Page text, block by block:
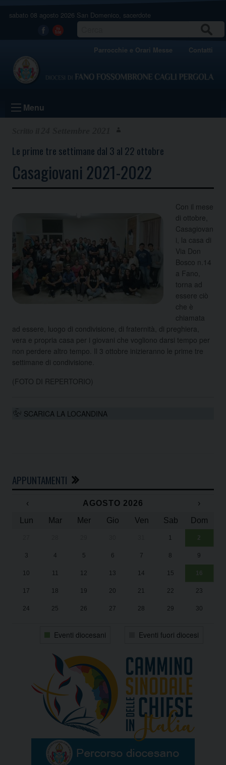
sabato 08 agosto 2026 San Domenico, sacerdote
Facebook
Youtube
Parrocchie e Orari Messe Contatti
Menu
Le prime tre settimane dal 3 al 22 ottobre
Casagiovani 2021-2022
Con il mese
di ottobre,
Casagiovan
i, la casa di
Via Don
Bosco n.14
a Fano,
torna ad
essere ciò
che è
chiamata
ad essere, luogo di condivisione, di fraternità, di preghiera,
vera e propria casa per i giovani che vogliono darsi tempo per
non perdere altro tempo. Il 3 ottobre inizieranno le prime tre
settimane di condivisione.
(FOTO DI REPERTORIO)
SCARICA LA LOCANDINA
APPUNTAMENTI
‹ AGOSTO 2026
›
Lun
Mar Mer Gio Ven Sab Dom
1 2
3 4 5 6 7 8 9
10 11 12 13 14 15 16
17 18 19 20 21 22 23
24 25 26 27 28 29 30
Eventi diocesani Eventi fuori diocesi